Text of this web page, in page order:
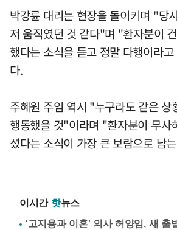
박강륜 대리는 현장을 돌이키며 "당
저 움직였던 것 같다"며 "환자분이
했다는 소식을 듣고 정말 다행이라
다.
주혜원 주임 역시 "누구라도 같은 상
행동했을 것"이라며 "환자분이 무사
셨다는 소식이 가장 큰 보람으로 남
이시간 핫뉴스
'고지용과 이혼' 의사 허양임, 새 출